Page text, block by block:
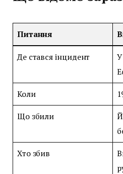
Питання
Де стався інцидент
У
Коли
Що збили
Хто збив